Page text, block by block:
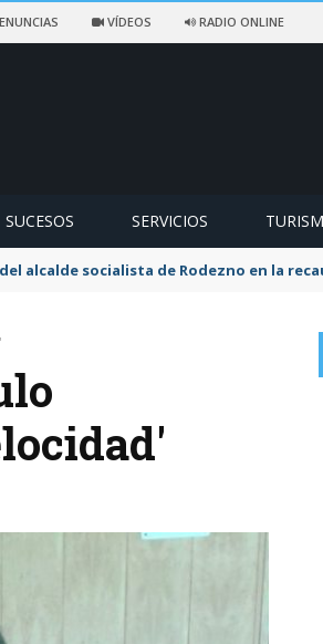
VÍDEOS RADIO ONLINE
SUCESOS SERVICIOS
solar sin protección homologada puede